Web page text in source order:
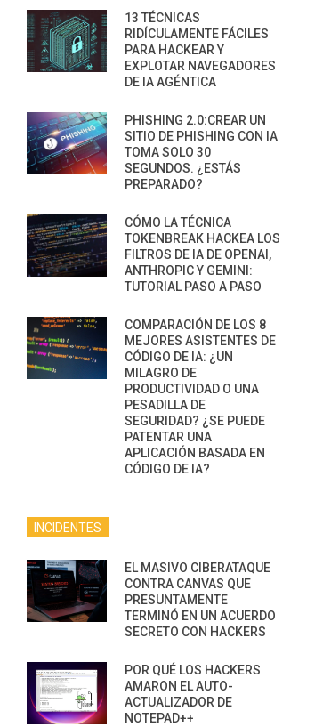
13 TÉCNICAS
RIDÍCULAMENTE FÁCILES
PARA HACKEAR Y
EXPLOTAR NAVEGADORES
DE IA AGÉNTICA
PHISHING 2.0:CREAR UN
SITIO DE PHISHING CON IA
TOMA SOLO 30
SEGUNDOS. ¿ESTÁS
PREPARADO?
CÓMO LA TÉCNICA
TOKENBREAK HACKEA LOS
FILTROS DE IA DE OPENAI,
ANTHROPIC Y GEMINI:
TUTORIAL PASO A PASO
COMPARACIÓN DE LOS 8
MEJORES ASISTENTES DE
CÓDIGO DE IA: ¿UN
MILAGRO DE
PRODUCTIVIDAD O UNA
PESADILLA DE
SEGURIDAD? ¿SE PUEDE
PATENTAR UNA
APLICACIÓN BASADA EN
CÓDIGO DE IA?
INCIDENTES
EL MASIVO CIBERATAQUE
CONTRA CANVAS QUE
PRESUNTAMENTE
TERMINÓ EN UN ACUERDO
SECRETO CON HACKERS
POR QUÉ LOS HACKERS
AMARON EL AUTO-
ACTUALIZADOR DE
NOTEPAD++